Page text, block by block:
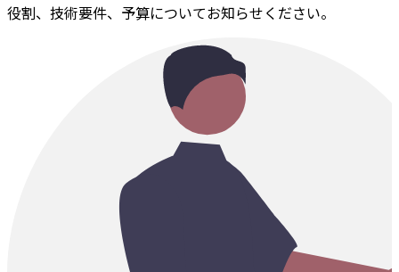
役割、技術要件、予算についてお知らせください。